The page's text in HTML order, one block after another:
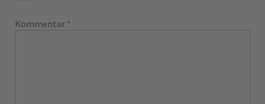
Kommentar *